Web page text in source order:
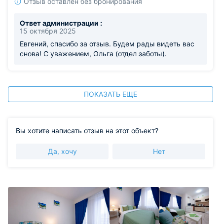
Ответ администрации :
15 октября 2025
Евгений, спасибо за отзыв. Будем рады видеть вас
снова! С уважением, Ольга (отдел заботы).
ПОКАЗАТЬ ЕЩЕ
Вы хотите написать отзыв на этот объект?
Да, хочу Нет